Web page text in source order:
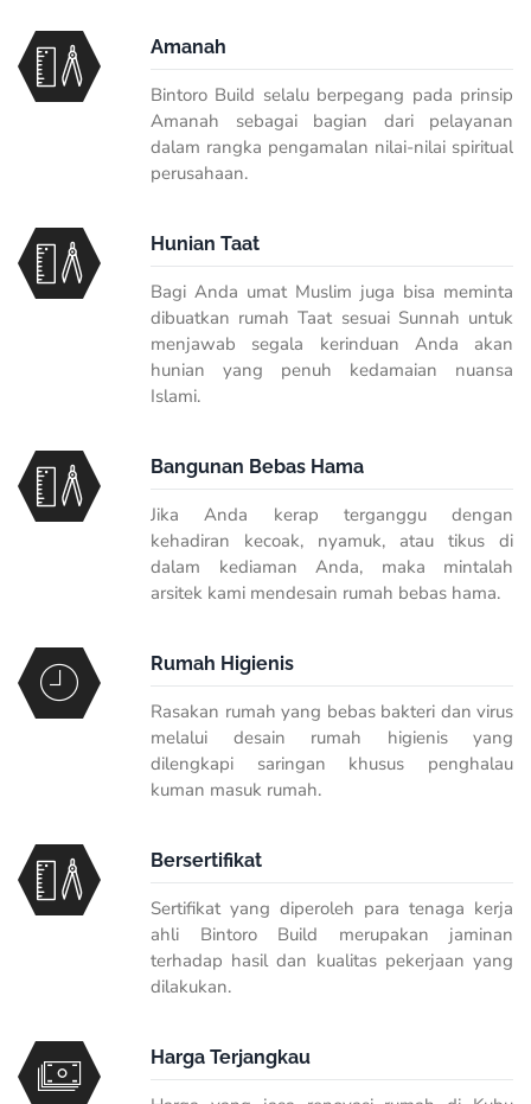
Amanah
Bintoro Build selalu berpegang pada prinsip
Amanah sebagai bagian dari pelayanan
dalam rangka pengamalan nilai-nilai spiritual
perusahaan.
Hunian Taat
Bagi Anda umat Muslim juga bisa meminta
dibuatkan rumah Taat sesuai Sunnah untuk
menjawab segala kerinduan Anda akan
hunian yang penuh kedamaian nuansa
Islami.
Bangunan Bebas Hama
Jika Anda kerap terganggu dengan
kehadiran kecoak, nyamuk, atau tikus di
dalam kediaman Anda, maka mintalah
arsitek kami mendesain rumah bebas hama.
Rumah Higienis
Rasakan rumah yang bebas bakteri dan virus
melalui desain rumah higienis yang
dilengkapi saringan khusus penghalau
kuman masuk rumah.
Bersertifikat
Sertifikat yang diperoleh para tenaga kerja
ahli Bintoro Build merupakan jaminan
terhadap hasil dan kualitas pekerjaan yang
dilakukan.
Harga Terjangkau